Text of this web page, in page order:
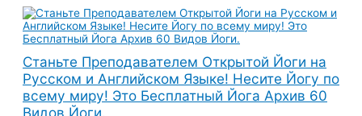
Перейти
содержимому
Станьте Преподавателем Открытой Йоги на
Русском и Английском Языке! Несите Йогу по
всему миру! Это Бесплатный Йога Архив 60
Видов Йоги.